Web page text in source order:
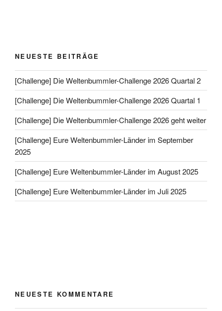
NEUESTE BEITRÄGE
[Challenge] Die Weltenbummler-Challenge 2026 Quartal 2
[Challenge] Die Weltenbummler-Challenge 2026 Quartal 1
[Challenge] Die Weltenbummler-Challenge 2026 geht weiter
[Challenge] Eure Weltenbummler-Länder im September
2025
[Challenge] Eure Weltenbummler-Länder im August 2025
[Challenge] Eure Weltenbummler-Länder im Juli 2025
NEUESTE KOMMENTARE